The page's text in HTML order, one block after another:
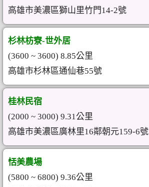
高雄市美濃區獅山里竹門14-2號
杉林枋寮-世外居
(3600 ~ 3600) 8.85公里
高雄市杉林區通仙巷55號
桂林民宿
(2000 ~ 3000) 9.31公里
高雄市美濃區廣林里16鄰朝元159-6號
恬美農場
(5800 ~ 6800) 9.36公里